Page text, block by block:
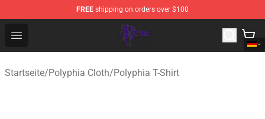
FREE shipping on orders over $100
Open menu
Polyphia Shop - Official Polyphia Merchandise Store
Startseite/Polyphia Cloth/Polyphia T-Shirt